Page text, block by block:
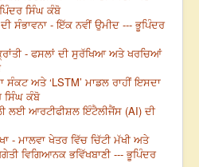
ਸਿੰਘ ਕੰਬੋ
ਸੰਭਾਵਨਾ - ਇੱਕ ਨਵੀਂ ਉਮੀਦ --- ਭੂਪਿੰਦਰ
- ਫਸਲਾਂ ਦੀ ਸੁਰੱਖਿਆ ਅਤੇ ਖਰਚਿਆਂ
ਸੰਕਟ ਅਤੇ ‘LSTM’ ਮਾਡਲ ਰਾਹੀਂ ਇਸਦਾ
ਸਿੰਘ ਕੰਬੋ
ਲਈ ਆਰਟੀਫੀਸ਼ਲ ਇੰਟੈਲੀਜੈਂਸ (AI) ਦੀ
- ਮਾਲਵਾ ਖੇਤਰ ਵਿੱਚ ਚਿੱਟੀ ਮੱਖੀ ਅਤੇ
ਵਿਗਿਆਨਕ ਭਵਿੱਖਬਾਣੀ --- ਭੂਪਿੰਦਰ